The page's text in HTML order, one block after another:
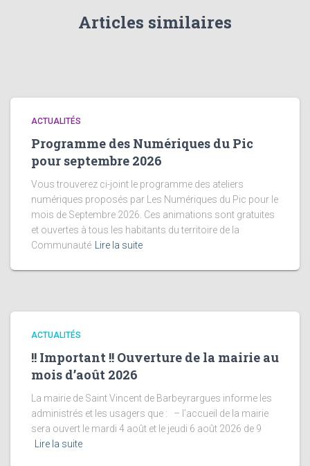
Articles similaires
ACTUALITÉS
Programme des Numériques du Pic
pour septembre 2026
Vous trouverez ci-joint le programme des ateliers
numériques proposés par Les Numériques du Pic pour le
mois de Septembre 2026. Ces animations sont gratuites
et ouvertes à tous les habitants du territoire de la
Communauté Lire la suite
ACTUALITÉS
!! Important !! Ouverture de la mairie au
mois d’août 2026
La mairie de Saint Vincent de Barbeyrargues informe les
administrés et les usagers que : – l’accueil de la mairie
sera ouvert le mardi 4 août et le jeudi 6 août 2026 de 9
Lire la suite